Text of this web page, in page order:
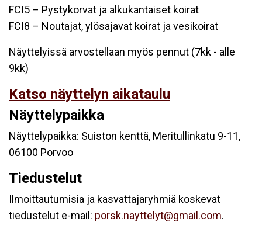
FCI5 – Pystykorvat ja alkukantaiset koirat
FCI8 – Noutajat, ylösajavat koirat ja vesikoirat
Näyttelyissä arvostellaan myös pennut (7kk - alle
9kk)
Katso näyttelyn aikataulu
Näyttelypaikka
Näyttelypaikka: Suiston kenttä, Meritullinkatu 9-11,
06100 Porvoo
Tiedustelut
Ilmoittautumisia ja kasvattajaryhmiä koskevat
tiedustelut e-mail: porsk.nayttelyt@gmail.com.